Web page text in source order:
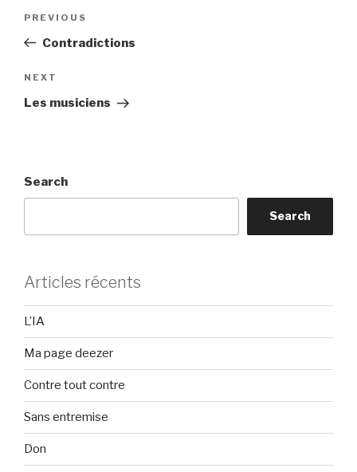
Previous
Post
PREVIOUS
Contradictions
Next
Post
NEXT
Les musiciens
Search
Search
Articles récents
L’IA
Ma page deezer
Contre tout contre
Sans entremise
Don